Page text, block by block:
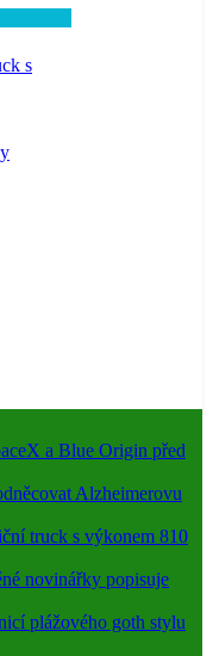
s
a Blue Origin před
Alzheimerovu
truck s výkonem 810
novinářky popisuje
plážového goth stylu